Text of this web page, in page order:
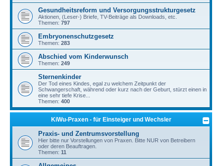
Gesundheitsreform und Versorgungsstrukturgesetz
Aktionen, (Leser-) Briefe, TV-Beiträge als Downloads, etc.
Themen: 797
Embryonenschutzgesetz
Themen: 283
Abschied vom Kinderwunsch
Themen: 249
Sternenkinder
Der Tod eines Kindes, egal zu welchem Zeitpunkt der
Schwangerschaft, während oder kurz nach der Geburt, stürzt einen in
eine sehr tiefe Krise...
Themen: 400
KiWu-Praxen - für Einsteiger und Wechsler
Praxis- und Zentrumsvorstellung
Hier bitte nur Vorstellungen von Praxen. Bitte NUR von Betreibern
oder deren Beauftragen.
Themen: 11